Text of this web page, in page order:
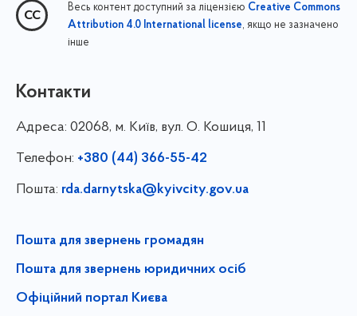
Весь контент доступний за ліцензією Creative Commons
Attribution 4.0 International license, якщо не зазначено
інше
Контакти
Адреса: 02068, м. Київ, вул. О. Кошиця, 11
Телефон: +380 (44) 366-55-42
Пошта: rda.darnytska@kyivcity.gov.ua
Пошта для звернень громадян
Пошта для звернень юридичних осіб
Офіційний портал Києва